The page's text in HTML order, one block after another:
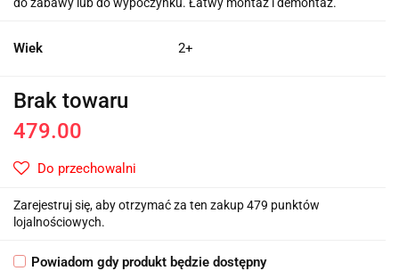
Wiek 2+
Brak towaru
479.00
Do przechowalni
Zarejestruj się, aby otrzymać za ten zakup 479 punktów
lojalnościowych.
Powiadom gdy produkt będzie dostępny